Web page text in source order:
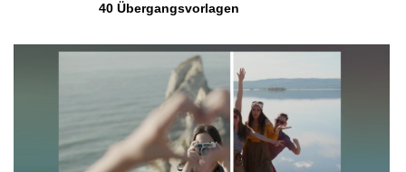
40 Übergangsvorlagen